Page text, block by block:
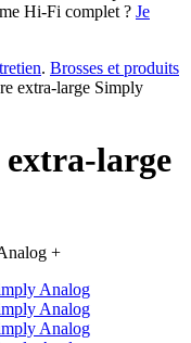
Hi-Fi complet ? Je
. Brosses et produits
extra-large Simply
large
+